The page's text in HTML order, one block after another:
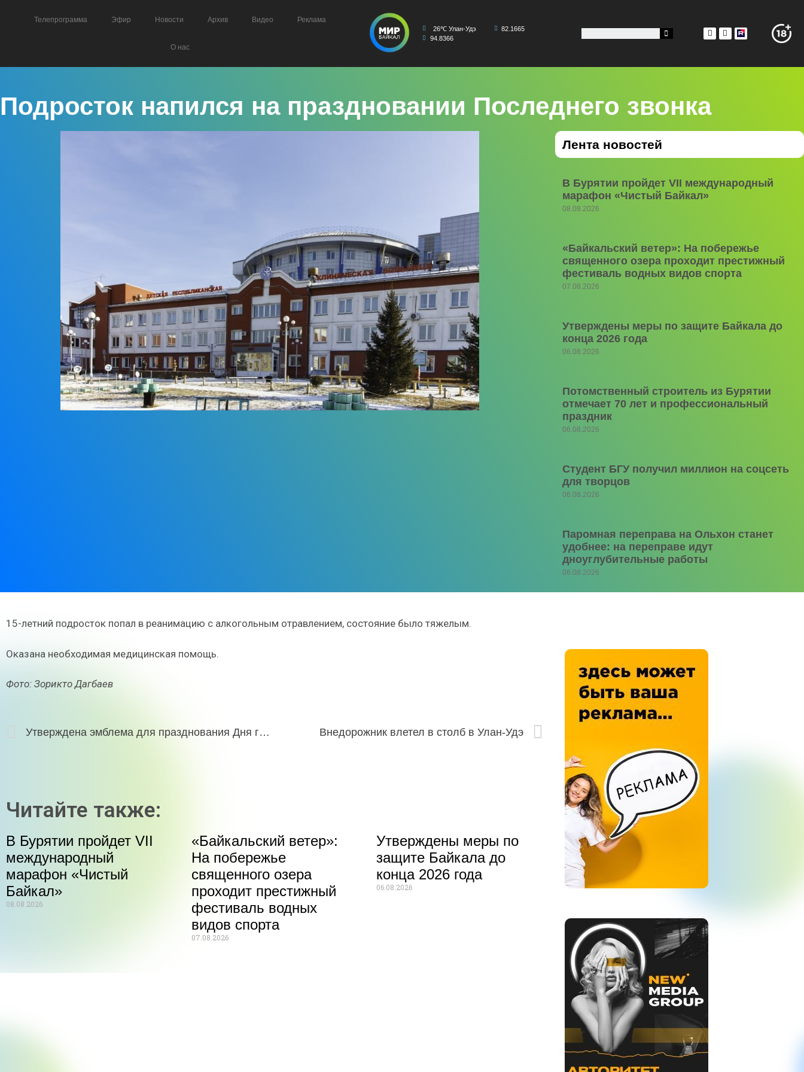
Телепрограмма Эфир Новости Архив Видео Реклама
О нас
26℃ Улан-Удэ
82.1665
94.8366
Подросток напился на праздновании Последнего звонка
Лента новостей
В Бурятии пройдет VII международный
марафон «Чистый Байкал»
08.08.2026
«Байкальский ветер»: На побережье
священного озера проходит престижный
фестиваль водных видов спорта
07.08.2026
Утверждены меры по защите Байкала до
конца 2026 года
06.08.2026
Потомственный строитель из Бурятии
отмечает 70 лет и профессиональный
праздник
06.08.2026
Студент БГУ получил миллион на соцсеть
для творцов
06.08.2026
Паромная переправа на Ольхон станет
удобнее: на переправе идут
дноуглубительные работы
06.08.2026
15-летний подросток попал в реанимацию с алкогольным отравлением, состояние было тяжелым.
Оказана необходимая медицинская помощь.
Фото: Зорикто Дагбаев
Утверждена эмблема для празднования Дня города-2024 Внедорожник влетел в столб в Улан-Удэ
Читайте также:
В Бурятии пройдет VII
международный
марафон «Чистый
Байкал»
08.08.2026
«Байкальский ветер»:
На побережье
священного озера
проходит престижный
фестиваль водных
видов спорта
07.08.2026
Утверждены меры по
защите Байкала до
конца 2026 года
06.08.2026